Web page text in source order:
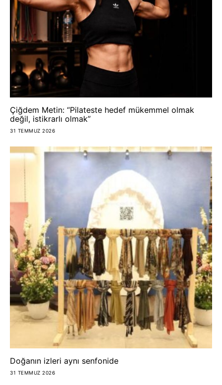
Çiğdem Metin: “Pilateste hedef mükemmel olmak
değil, istikrarlı olmak”
31 TEMMUZ 2026
Doğanın izleri aynı senfonide
31 TEMMUZ 2026